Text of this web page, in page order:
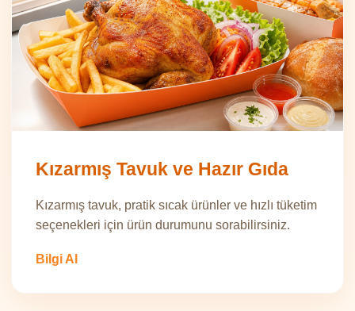
Kızarmış Tavuk ve Hazır Gıda
Kızarmış tavuk, pratik sıcak ürünler ve hızlı tüketim
seçenekleri için ürün durumunu sorabilirsiniz.
Bilgi Al